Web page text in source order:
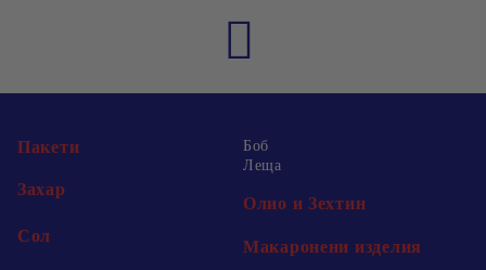
Пакети
Захар
Сол
Боб
Леща
Олио и Зехтин
Макаронени изделия